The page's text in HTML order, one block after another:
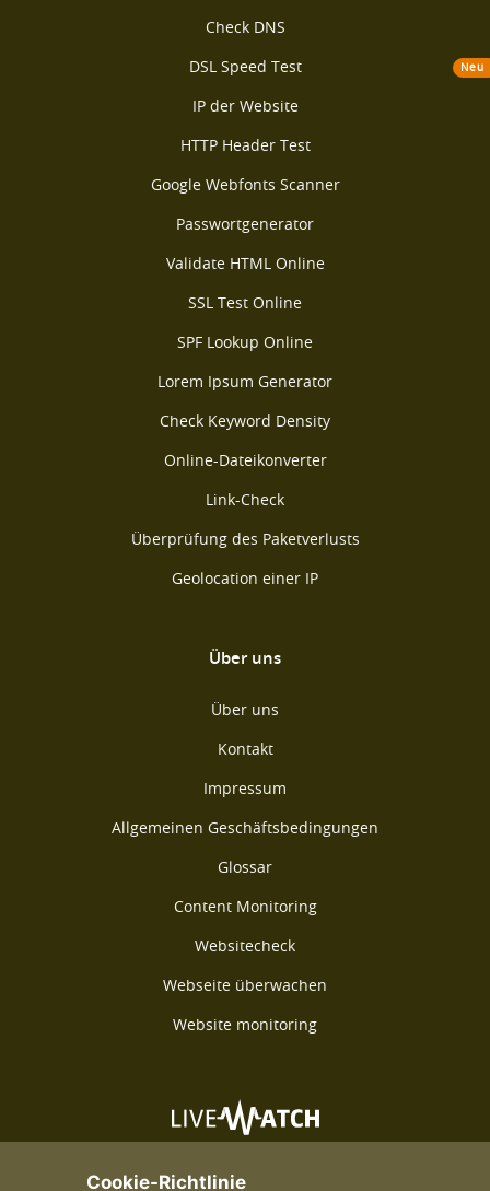
Check DNS
DSL Speed Test
Neu
IP der Website
HTTP Header Test
Google Webfonts Scanner
Passwortgenerator
Validate HTML Online
SSL Test Online
SPF Lookup Online
Lorem Ipsum Generator
Check Keyword Density
Online-Dateikonverter
Link-Check
Überprüfung des Paketverlusts
Geolocation einer IP
Über uns
Über uns
Kontakt
Impressum
Allgemeinen Geschäftsbedingungen
Glossar
Content Monitoring
Websitecheck
Webseite überwachen
Website monitoring
Cookie-Richtlinie